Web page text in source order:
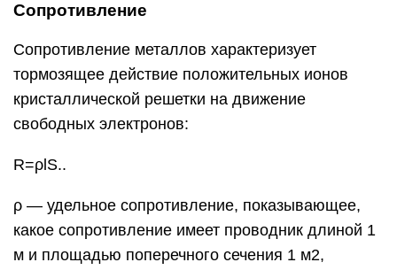
Сопротивление
Сопротивление металлов характеризует
тормозящее действие положительных ионов
кристаллической решетки на движение
свободных электронов:
R=ρlS..
ρ — удельное сопротивление, показывающее,
какое сопротивление имеет проводник длиной 1
м и площадью поперечного сечения 1 м2,